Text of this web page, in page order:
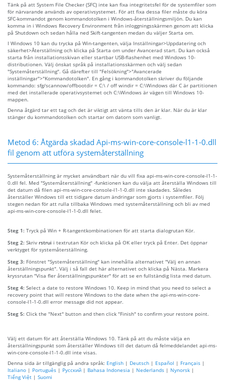
Tänk på att System File Checker (SFC) inte kan fixa integritetsfel för de systemfiler som
för närvarande används av operativsystemet. För att fixa dessa filer måste du köra
SFC-kommandot genom kommandotolken i Windows-återställningsmiljön. Du kan
komma in i Windows Recovery Environment från inloggningsskärmen genom att klicka
på Shutdown och sedan hålla ned Skift-tangenten medan du väljer Starta om.
I Windows 10 kan du trycka på Win-tangenten, välja Inställningar>Uppdatering och
säkerhet>Återställning och klicka på Starta om under Avancerad start. Du kan också
starta från installationsskivan eller startbar USB-flashenhet med Windows 10-
distributionen. Välj önskat språk på installationsskärmen och välj sedan
"Systemåterställning". Gå därefter till "Felsökning">"Avancerade
inställningar">"Kommandotolken". En gång i kommandotolken skriver du följande
kommando: sfg/scannow/offbootdir = C:\ / off windir = C:\Windows där C är partitionen
med det installerade operativsystemet och C:\Windows är vägen till Windows 10-
mappen.
Denna åtgärd tar ett tag och det är viktigt att vänta tills den är klar. När du är klar
stänger du kommandotolken och startar om datorn som vanligt.
Metod 6: Åtgärda skadad Api-ms-win-core-console-l1-1-0.dll
fil genom att utföra systemåterställning
Systemåterställning är mycket användbart när du vill fixa api-ms-win-core-console-l1-1-
0.dll fel. Med "Systemåterställning" -funktionen kan du välja att återställa Windows till
det datum då filen api-ms-win-core-console-l1-1-0.dll inte skadades. Således
återställer Windows till ett tidigare datum ändringar som gjorts i systemfiler. Följ
stegen nedan för att rulla tillbaka Windows med systemåterställning och bli av med
api-ms-win-core-console-l1-1-0.dll felet.
Steg 1: Tryck på Win + R-tangentkombinationen för att starta dialogrutan Kör.
Steg 2: Skriv rstrui i textrutan Kör och klicka på OK eller tryck på Enter. Det öppnar
verktyget för systemåterställning.
Steg 3: Fönstret "Systemåterställning" kan innehålla alternativet "Välj en annan
återställningspunkt". Välj i så fall det här alternativet och klicka på Nästa. Markera
kryssrutan "Visa fler återställningspunkter" för att se en fullständig lista med datum.
Steg 4: Select a date to restore Windows 10. Keep in mind that you need to select a
recovery point that will restore Windows to the date when the api-ms-win-core-
console-l1-1-0.dll error message did not appear.
Steg 5: Click the "Next" button and then click "Finish" to confirm your restore point.
Välj ett datum för att återställa Windows 10. Tänk på att du måste välja en
återställningspunkt som återställer Windows till det datum då felmeddelandet api-ms-
win-core-console-l1-1-0.dll inte visas.
Denna sida är tillgänglig på andra språk: English | Deutsch | Español | Français |
Italiano | Português | Русский | Bahasa Indonesia | Nederlands | Nynorsk |
Tiếng Việt | Suomi